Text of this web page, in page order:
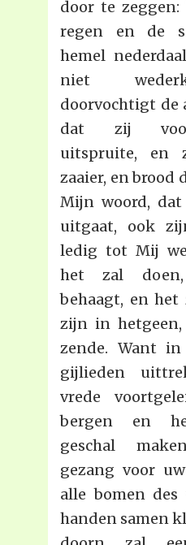
door te
regen en de
hemel
niet
doorvochtigt de
dat zij
uitspruite, en
zaaier, en brood
Mijn woord,
uitgaat, ook
ledig tot Mij
het zal
behaagt, en het
zijn in
zende. Want
gijlieden
vrede
bergen en
geschal
gezang voor
alle bomen
handen samen